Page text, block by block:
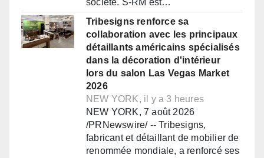
société. S-RM est…
Tribesigns renforce sa
collaboration avec les principaux
détaillants américains spécialisés
dans la décoration d'intérieur
lors du salon Las Vegas Market
2026
NEW YORK, il y a 3 heures
NEW YORK, 7 août 2026
/PRNewswire/ -- Tribesigns,
fabricant et détaillant de mobilier de
renommée mondiale, a renforcé ses